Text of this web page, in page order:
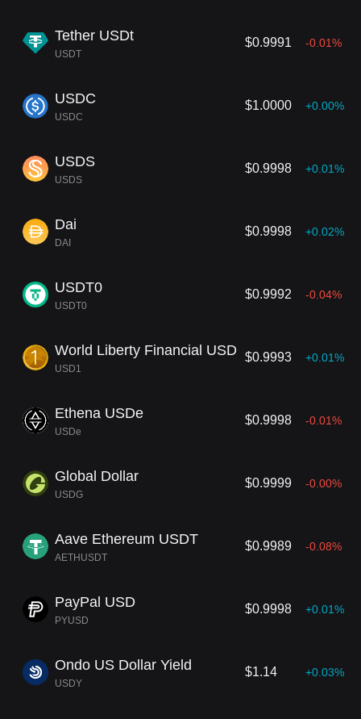
cer los beneficios de la moneda digital (como tra
nsacciones rápidas, seguridad y transparencia)
Tether USDt
USDT
$0.9991 -0.01%
USDC
USDC
$1.0000 +0.00%
USDS
USDS
$0.9998 +0.01%
Dai
DAI
$0.9998 +0.02%
USDT0
USDT0
$0.9992 -0.04%
World Liberty Financial USD
USD1
$0.9993 +0.01%
Ethena USDe
USDe
$0.9998 -0.01%
Global Dollar
USDG
$0.9999 -0.00%
Aave Ethereum USDT
AETHUSDT
$0.9989 -0.08%
PayPal USD
PYUSD
$0.9998 +0.01%
Ondo US Dollar Yield
USDY
$1.14 +0.03%